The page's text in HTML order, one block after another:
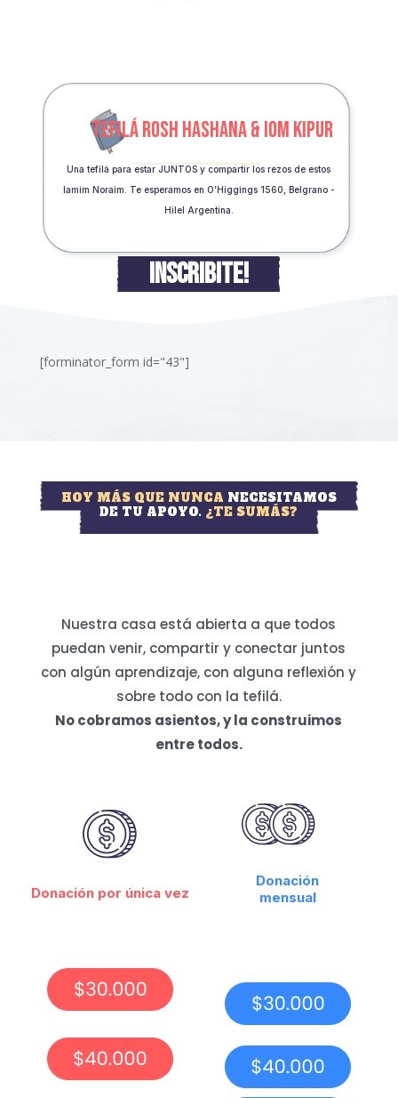
TEFILÁ ROSH HASHANA & IOM KIPUR
Una tefilá para estar JUNTOS y compartir los rezos de estos
Iamim Noraim. Te esperamos en O’Higgings 1560, Belgrano -
Hilel Argentina.
INSCRIBITE!
[forminator_form id="43"]
HOY MÁS QUE NUNCA NECESITAMOS
DE TU APOYO. ¿TE SUMÁS?
Nuestra casa está abierta a que todos
puedan venir, compartir y conectar juntos
con algún aprendizaje, con alguna reflexión y
sobre todo con la tefilá.
No cobramos asientos, y la construimos
entre todos.
Donación por única vez
Donación
mensual